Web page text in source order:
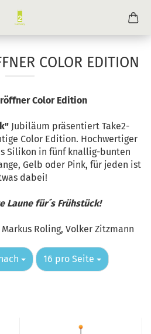
COLOR EDITION
Color Edition
Jubiläum präsentiert Take2-
Color Edition. Hochwertiger
Silikon in fünf knallig-bunten
Gelb oder Pink, für jeden ist
dabei!
Laune für´s Frühstück!
Roling, Volker Zitzmann
16 pro Seite
pro Seite